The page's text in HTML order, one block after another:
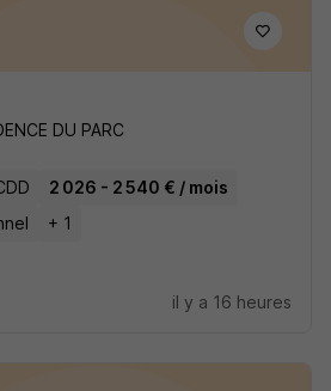
DU PARC
2 026 - 2 540 € / mois
+ 1
il y a 16 heures